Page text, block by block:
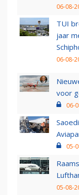
06-08-
TUI
jaar
06-08-
voor
06-
05-
05-08-